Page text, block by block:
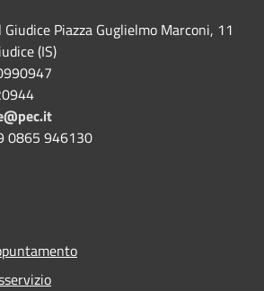
Piazza Guglielmo Marconi, 11
(IS)
0865 946130